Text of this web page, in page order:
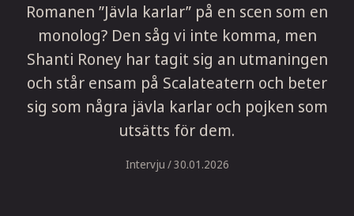
Romanen ”Jävla karlar” på en scen som en
monolog? Den såg vi inte komma, men
Shanti Roney har tagit sig an utmaningen
och står ensam på Scalateatern och beter
sig som några jävla karlar och pojken som
utsätts för dem.
Intervju / 30.01.2026